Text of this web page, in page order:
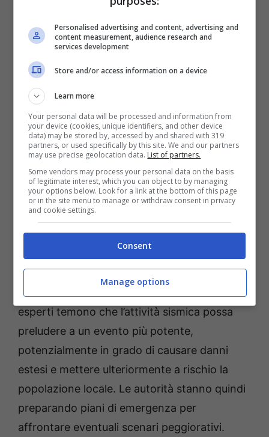
massima 5.5, che non dovrebbe causare
danni significativi e potrebbe segnare l’inizio
di una graduale attenuazione del fenomeno.
Cosa dicono gli esperti (QueenMakeda.it)
Tuttavia,
esperti temono che l’attività sismica possa
preludere a un evento più potente,
potenzialmente in grado di causare danni
estesi e mettere ulteriormente a rischio la
popolazione locale. Le autorità stanno quindi
preparando piani di emergenza per
affrontare eventuali scenari peggiorativi.
Personalised advertising and content, advertising and
content measurement, audience research and
services development
Store and/or access information on a device
Learn more
Your personal data will be processed and information from
your device (cookies, unique identifiers, and other device
data) may be stored by, accessed by and shared with 319
partners, or used specifically by this site. We and our partners
may use precise geolocation data. List of partners.
Some vendors may process your personal data on the basis
of legitimate interest, which you can object to by managing
your options below. Look for a link at the bottom of this page
or in the site menu to manage or withdraw consent in privacy
and cookie settings.
Consent
Manage options